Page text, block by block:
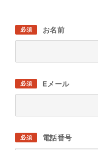
必須 お名前
必須 Eメール
必須 電話番号